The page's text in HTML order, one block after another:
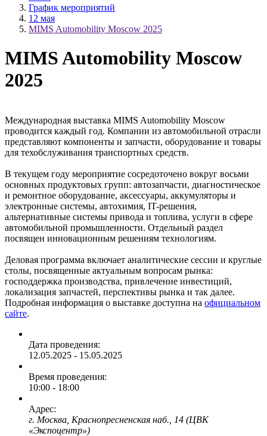
График мероприятий
12 мая
MIMS Automobility Moscow 2025
MIMS Automobility Moscow
2025
Международная выставка MIMS Automobility Moscow
проводится каждый год. Компании из автомобильной отрасли
представляют компоненты и запчасти, оборудование и товары
для техобслуживания транспортных средств.
В текущем году мероприятие сосредоточено вокруг восьми
основных продуктовых групп: автозапчасти, диагностическое
и ремонтное оборудование, аксессуары, аккумуляторы и
электронные системы, автохимия, IT-решения,
альтернативные системы привода и топлива, услуги в сфере
автомобильной промышленности. Отдельный раздел
посвящен инновационным решениям технологиям.
Деловая программа включает аналитические сессии и круглые
столы, посвященные актуальным вопросам рынка:
господдержка производства, привлечение инвестиций,
локализация запчастей, перспективы рынка и так далее.
Подробная информация о выставке доступна на официальном
сайте.
Дата проведения:
12.05.2025 - 15.05.2025
Время проведения:
10:00 - 18:00
Адрес:
г. Москва, Краснопресненская наб., 14 (ЦВК
«Экспоцентр»)